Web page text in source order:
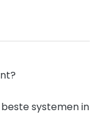
systemen in